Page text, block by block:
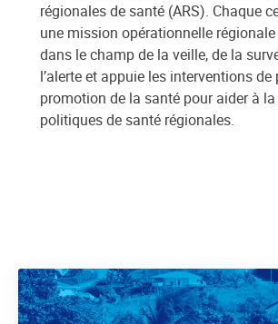
régionales de santé (ARS). Chaque
une mission opérationnelle
dans le champ de la veille, de la
l’alerte et appuie les interventions
promotion de la santé pour aider à
politiques de santé régionales.